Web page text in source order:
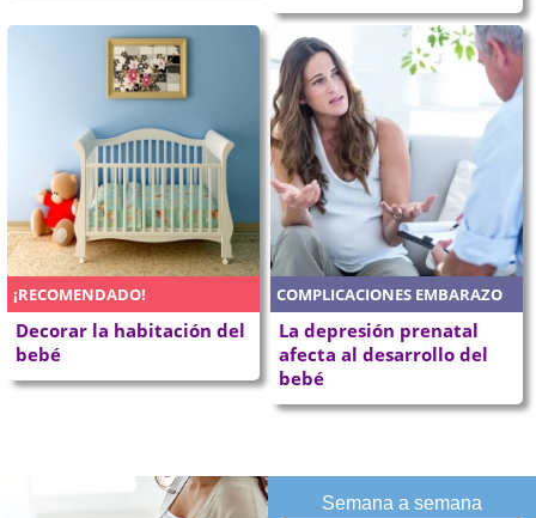
¡RECOMENDADO!
Decorar la habitación del
bebé
COMPLICACIONES EMBARAZO
La depresión prenatal
afecta al desarrollo del
bebé
Semana a semana